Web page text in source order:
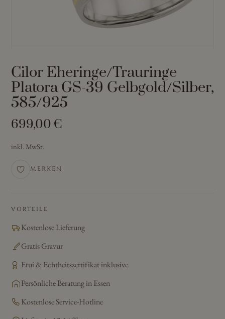
Cilor Eheringe/Trauringe
Platora GS-39 Gelbgold/Silber,
585/925
699,00 €
inkl. MwSt.
MERKEN
VORTEILE
Kostenlose Lieferung
Gratis Gravur
Etui & Echtheitszertifikat inklusive
Persönliche Beratung in Essen
Kostenlose Service-Hotline